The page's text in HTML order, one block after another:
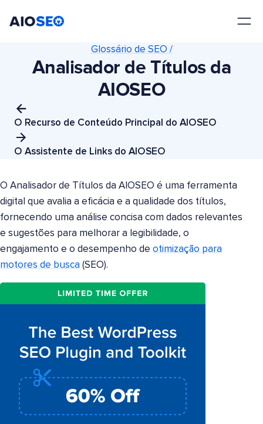
O Recurso de Conteúdo Principal do AIOSEO
Glossário de SEO /
Analisador de Títulos da
AIOSEO
O Assistente de Links do AIOSEO
O Analisador de Títulos da AIOSEO é uma ferramenta
digital que avalia a eficácia e a qualidade dos títulos,
fornecendo uma análise concisa com dados relevantes
e sugestões para melhorar a legibilidade, o
engajamento e o desempenho de otimização para
motores de busca (SEO).